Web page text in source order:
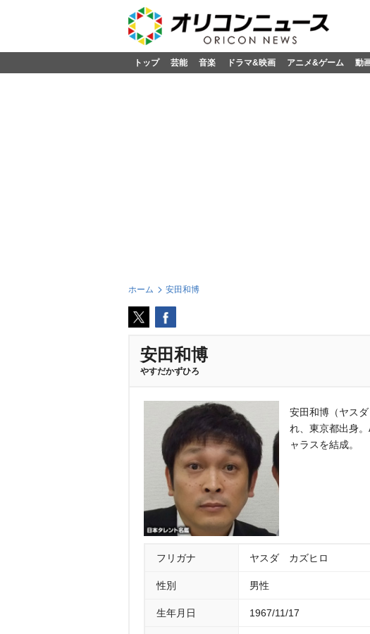
トップ 芸能 音楽 ドラマ&映画 アニメ&ゲーム 動
ホーム 安田和博
安田和博
すだかずひろ
安田和博（ヤス
れ、東京都出身
ャラスを結成。
フリガナ ヤスダ カズヒロ
性別 男性
生年月日 1967/11/17